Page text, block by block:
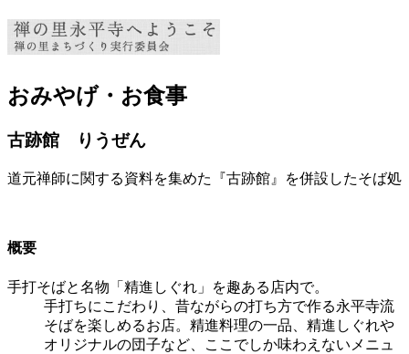
おみやげ・お食事
古跡館 りうぜん
道元禅師に関する資料を集めた『古跡館』を併設したそば処
概要
手打そばと名物「精進しぐれ」を趣ある店内で。
手打ちにこだわり、昔ながらの打ち方で作る永平寺流
そばを楽しめるお店。精進料理の一品、精進しぐれや
オリジナルの団子など、ここでしか味わえないメニュ